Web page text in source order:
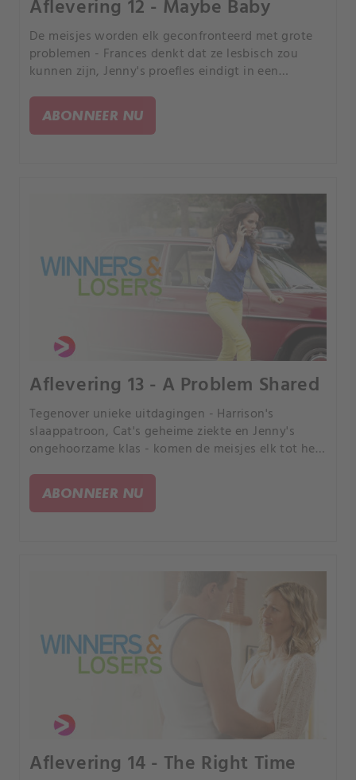
Aflevering 12 - Maybe Baby
De meisjes worden elk geconfronteerd met grote
problemen - Frances denkt dat ze lesbisch zou
kunnen zijn, Jenny's proefles eindigt in een
Sophie blijft achter met de baby.
ABONNEER NU
Aflevering 13 - A Problem Shared
Tegenover unieke uitdagingen - Harrison's
slaappatroon, Cat's geheime ziekte en Jenny's
ongehoorzame klas - komen de meisjes elk tot het
probleem is.
ABONNEER NU
Aflevering 14 - The Right Time